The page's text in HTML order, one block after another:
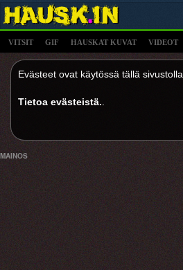
VITSIT GIF HAUSKAT KUVAT VIDEOT
Evästeet ovat käytössä tällä sivustolla.
Tietoa evästeistä.
MAINOS